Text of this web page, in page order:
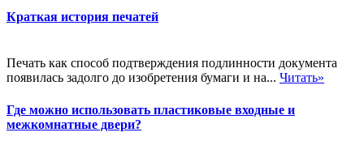
Краткая история печатей
Печать как способ подтверждения подлинности документа
появилась задолго до изобретения бумаги и на... Читать»
Где можно использовать пластиковые входные и
межкомнатные двери?